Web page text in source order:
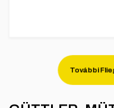
További